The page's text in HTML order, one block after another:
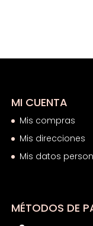
MI CUENTA
Mis compras
Mis direcciones
Mis datos
MÉTODOS DE